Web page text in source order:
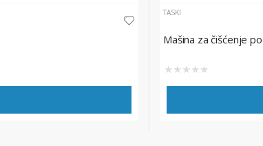
TASKI
Mašina za čišćenje
★ ★ ★ ★ ★